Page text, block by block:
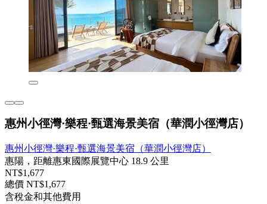
惠州小徑灣·樂程·甄選海景美宿（華潤小徑灣店）
惠州小徑灣·樂程·甄選海景美宿（華潤小徑灣店）
惠陽，距離惠東國際展覽中心 18.9 公里
NT$1,677
總價 NT$1,677
含稅金和其他費用